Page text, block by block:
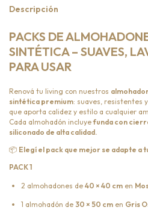
Descripción
PACKS DE
SINTÉTICA – SUAVES,
PARA USAR
Renová tu living con nuestros
sintética premium: suaves, resistentes
que aporta calidez y estilo a cualquier
Cada almohadón incluyefunda con
siliconado de alta calidad.
📦 Elegí el pack que mejor se adapte a
PACK 1
2 almohadones de 40 × 40 cm en
1 almohadón de 30 × 50 cm en Gris